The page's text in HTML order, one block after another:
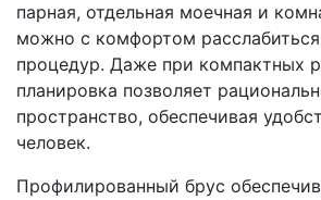
парная, отдельная моечная и
можно с комфортом
процедур. Даже при компактных
планировка позволяет
пространство, обеспечивая
человек.
Профилированный брус